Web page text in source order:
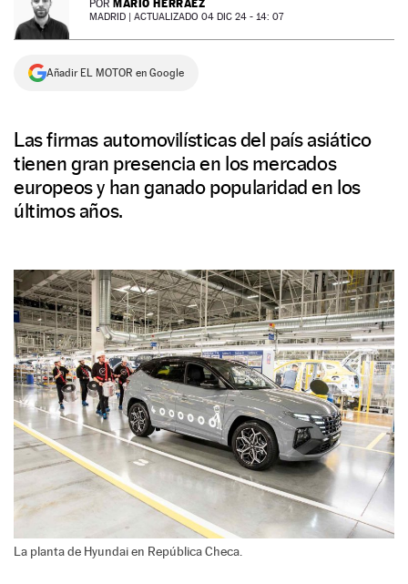
NEWSLETTER
SÍGUENOS
POR MARIO HERRÁEZ
MADRID | ACTUALIZADO 04 DIC 24 - 14: 07
Añadir EL MOTOR en Google
Las firmas automovilísticas del país asiático
tienen gran presencia en los mercados
europeos y han ganado popularidad en los
últimos años.
La planta de Hyundai en República Checa.